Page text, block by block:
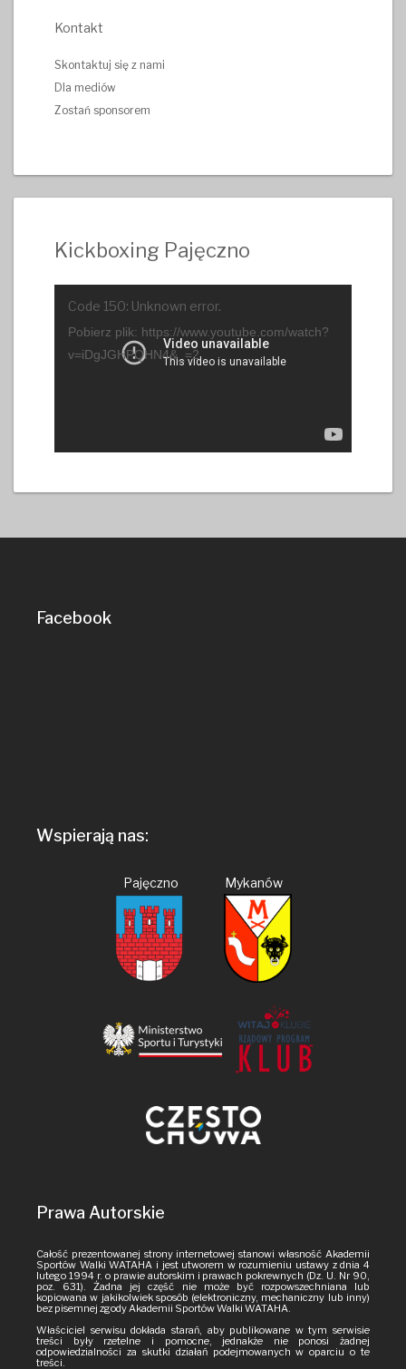
Kontakt
Skontaktuj się z nami
Dla mediów
Zostań sponsorem
Kickboxing Pajęczno
Code 150: Unknown error.
Pobierz plik: https://www.youtube.com/watch?
v=iDgJGHPQHN4&_=2
Facebook
Wspierają nas:
Pajęczno Mykanów
Prawa Autorskie
Całość prezentowanej strony internetowej stanowi własność Akademii
Sportów Walki WATAHA i jest utworem w rozumieniu ustawy z dnia 4
lutego 1994 r. o prawie autorskim i prawach pokrewnych (Dz. U. Nr 90,
poz. 631). Żadna jej część nie może być rozpowszechniana lub
kopiowana w jakikolwiek sposób (elektroniczny, mechaniczny lub inny)
bez pisemnej zgody Akademii Sportów Walki WATAHA.
Właściciel serwisu dokłada starań, aby publikowane w tym serwisie
treści były rzetelne i pomocne, jednakże nie ponosi żadnej
odpowiedzialności za skutki działań podejmowanych w oparciu o te
treści.